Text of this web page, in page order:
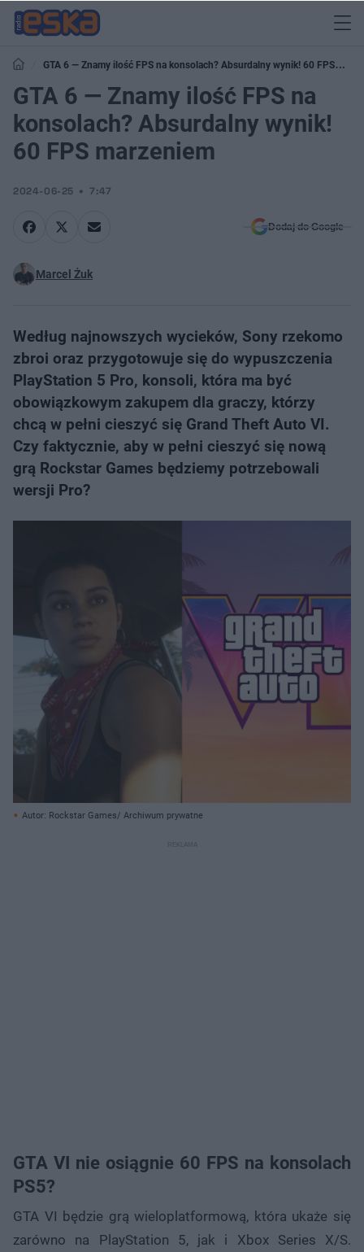
GTA 6 — Znamy ilość FPS na konsolach? Absurdalny wynik! 60 FPS
marzeniem
GTA 6 — Znamy ilość FPS na
konsolach? Absurdalny wynik!
60 FPS marzeniem
2024-06-25 7:47
Dodaj do Google
Marcel Żuk
Według najnowszych wycieków, Sony rzekomo
zbroi oraz przygotowuje się do wypuszczenia
PlayStation 5 Pro, konsoli, która ma być
obowiązkowym zakupem dla graczy, którzy
chcą w pełni cieszyć się Grand Theft Auto VI.
Czy faktycznie, aby w pełni cieszyć się nową
grą Rockstar Games będziemy potrzebowali
wersji Pro?
Autor: Rockstar Games/ Archiwum prywatne
GTA VI nie osiągnie 60 FPS na konsolach
PS5?
GTA VI będzie grą wieloplatformową, która ukaże się
zarówno na PlayStation 5, jak i Xbox Series X/S.